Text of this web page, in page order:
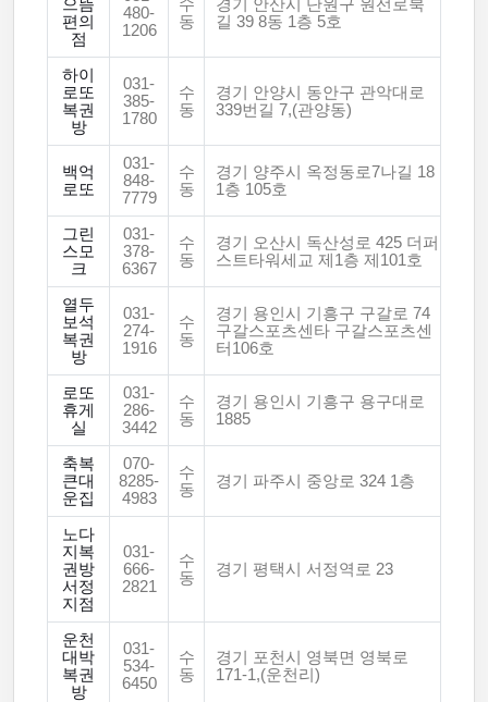
으뜸
편의
점
480-
1206
수
동
경기 안산시 단원구 원선로북
길 39 8동 1층 5호
하이
로또
복권
방
031-
385-
1780
수
동
경기 안양시 동안구 관악대로
339번길 7,(관양동)
백억
로또
031-
848-
7779
수
동
경기 양주시 옥정동로7나길 18
1층 105호
그린
스모
크
031-
378-
6367
수
동
경기 오산시 독산성로 425 더퍼
스트타워세교 제1층 제101호
열두
보석
복권
방
031-
274-
1916
수
동
경기 용인시 기흥구 구갈로 74
구갈스포츠센타 구갈스포츠센
터106호
로또
휴게
실
031-
286-
3442
수
동
경기 용인시 기흥구 용구대로
1885
축복
큰대
운집
070-
8285-
4983
수
동
경기 파주시 중앙로 324 1층
노다
지복
권방
서정
지점
031-
666-
2821
수
동
경기 평택시 서정역로 23
운천
대박
복권
방
031-
534-
6450
수
동
경기 포천시 영북면 영북로
171-1,(운천리)